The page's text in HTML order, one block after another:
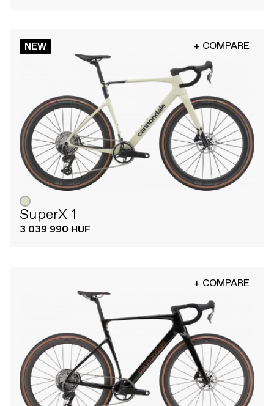
NEW + COMPARE
SuperX 1
3 039 990 HUF
+ COMPARE